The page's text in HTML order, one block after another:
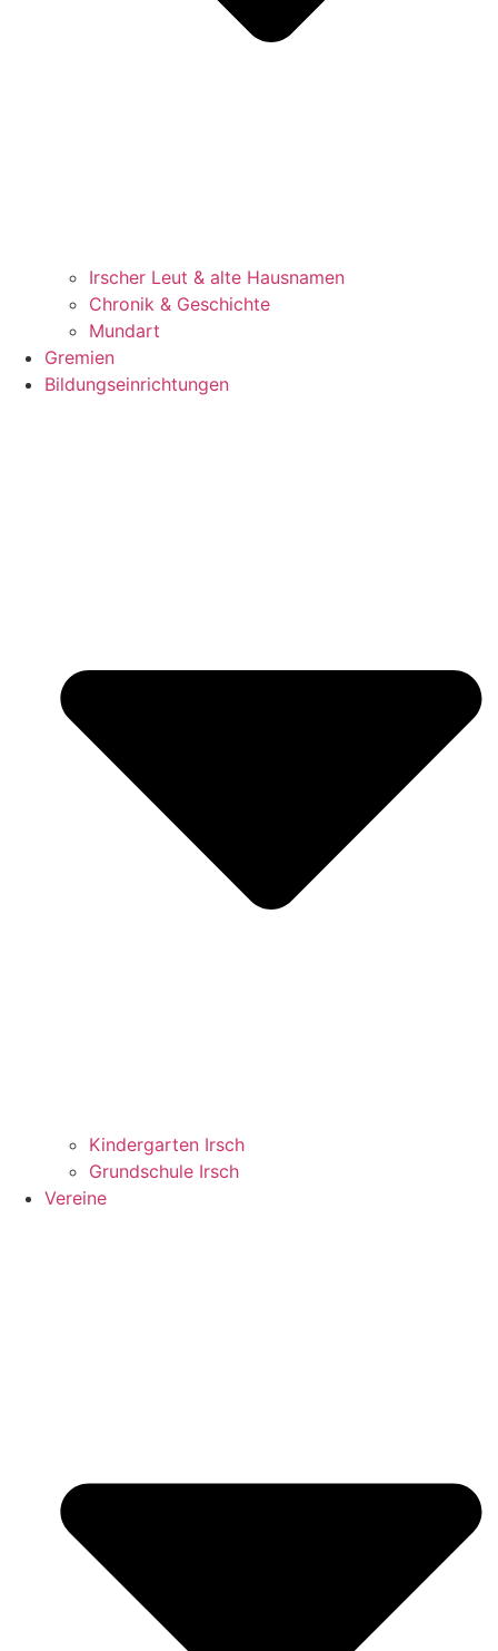
Irscher Leut & alte Hausnamen
Chronik & Geschichte
Mundart
Gremien
Bildungseinrichtungen
Kindergarten Irsch
Grundschule Irsch
Vereine